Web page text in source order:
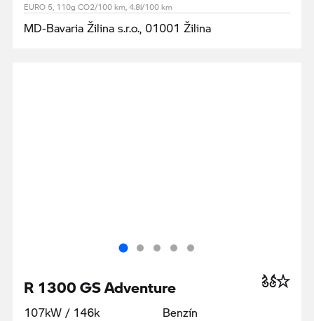
EURO 5, 110g CO2/100 km, 4.8l/100 km
MD-Bavaria Žilina s.r.o., 01001 Žilina
R 1300 GS Adventure
107kW / 146k
Benzín